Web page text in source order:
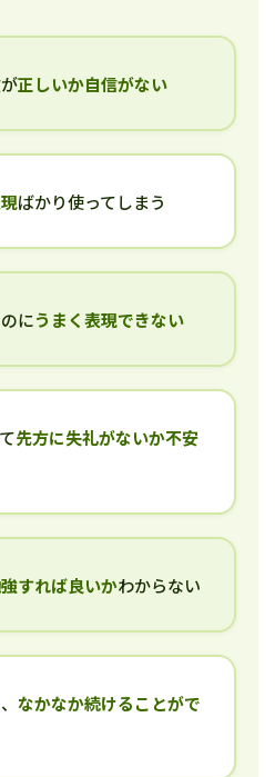
正しいか自信がない
ばかり使ってしまう
にうまく表現できない
先方に失礼がないか不安
すれば良いかわからない
なかなか続けることがで